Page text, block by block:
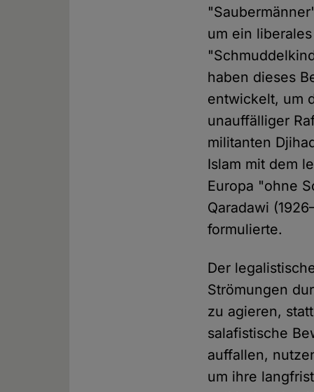
um ein
haben dieses
entwickelt, um
unauffälliger
militanten
Islam mit dem
Europa "ohne
Qaradawi
formulierte.
Der
Strömungen
zu agieren,
salafistische
auffallen,
um ihre